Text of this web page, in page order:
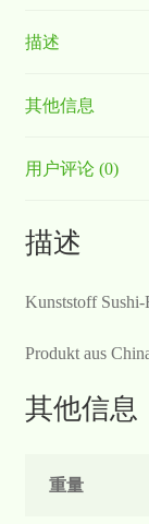
描述
其他信息
用户评论 (0)
描述
Kunststoff
Produkt aus
其他信息
重量